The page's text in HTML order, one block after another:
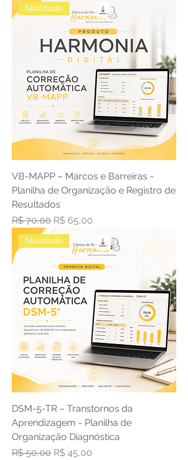
Novidade
VB-MAPP – Marcos e Barreiras -
Planilha de Organização e Registro de
Resultados
Preço normal
R$ 70,00 Preço promocional
R$ 65,00
Novidade
DSM-5-TR – Transtornos da
Aprendizagem - Planilha de
Organização Diagnóstica
Preço normal
R$ 50,00 Preço promocional
R$ 45,00